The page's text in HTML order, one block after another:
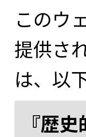
このウ
提供さ
は、以
『歴